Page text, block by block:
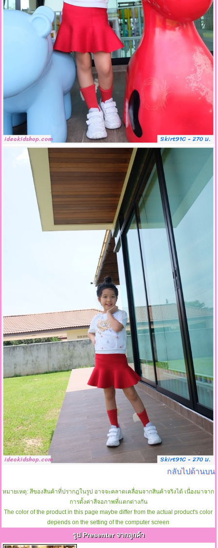
กลับไปด้านบน
หมายเหตุ: สีของสินค้าที่ปรากฎในรูป อาจจะคลาดเคลื่อนจากสินค้าจริงได้ เนื่องมาจาก
การตั้งค่าสีจอภาพที่แตกต่างกัน
The color of the product in this page maybe differ from the actual product's color
depends on the setting of the computer screen
รูป Presenter จากลูกค้า